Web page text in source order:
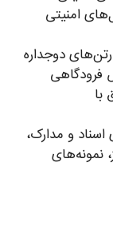
امنیتی
دوجداره
با
اسناد و مدارک،
نمونه‌های